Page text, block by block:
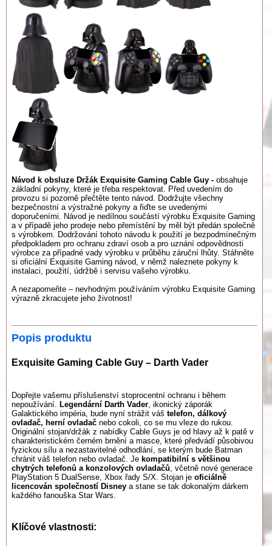
Návod k obsluze Držák Exquisite Gaming Cable Guy - obsahuje
základní pokyny, které je třeba respektovat. Před uvedením do
provozu si pozorně přečtěte tento návod. Dodržujte všechny
bezpečnostní a výstražné pokyny a řiďte se uvedenými
doporučeními. Návod je nedílnou součástí výrobku Exquisite Gaming
a v případě jeho prodeje nebo přemístění by měl být předán společně
s výrobkem. Dodržování tohoto návodu k použití je bezpodmínečným
předpokladem pro ochranu zdraví osob a pro uznání odpovědnosti
výrobce za případné vady výrobku v průběhu záruční lhůty. Stáhněte
si oficiální Exquisite Gaming návod, v němž naleznete pokyny k
instalaci, použití, údržbě i servisu vašeho výrobku.
A nezapomeňte – nevhodným používáním výrobku Exquisite Gaming
výrazně zkracujete jeho životnost!
Popis produktu
Exquisite Gaming Cable Guy – Darth Vader
Dopřejte vašemu příslušenství stoprocentní ochranu i během
nepoužívání. Legendární Darth Vader , ikonický záporák
Galaktického impéria, bude nyní strážit váš telefon, dálkový
ovladač, herní ovladač nebo cokoli, co se mu vleze do rukou.
Originální stojan/držák z nabídky Cable Guys je od hlavy až k patě v
charakteristickém černém brnění a masce, které předvádí působivou
fyzickou sílu a nezastavitelné odhodlání, se kterým bude Batman
chránit váš telefon nebo ovladač. Je kompatibilní s většinou
chytrých telefonů a konzolových ovladačů , včetně nové generace
PlayStation 5 DualSense, Xbox řady S/X. Stojan je oficiálně
licencován společností Disney a stane se tak dokonalým dárkem
každého fanouška Star Wars.
Klíčové vlastnosti: